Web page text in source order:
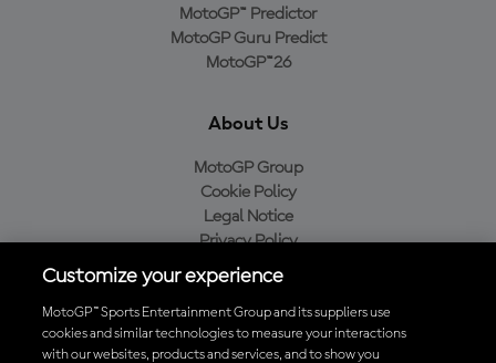
MotoGP™ Predictor
MotoGP Guru Predict
MotoGP™26
About Us
MotoGP Group
Cookie Policy
Legal Notice
Privacy Policy
Purchase Policy
Baixe o aplicativo oficial da MotoGP™
Customize your experience
MotoGP™ Sports Entertainment Group and its suppliers use
cookies and similar technologies to measure your interactions
with our websites, products and services, and to show you